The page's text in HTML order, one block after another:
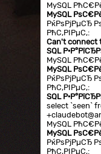
MySQL
MySQL
РќРѕРјРµСЂ
РћС‚РІРµС‚:
Can't connect
SQL
MySQL
MySQL
РќРѕРјРµСЂ
РћС‚РІРµС‚:
SQL
select `seen`
MySQL
MySQL
РќРѕРјРµСЂ
РћС‚РІРµС‚: